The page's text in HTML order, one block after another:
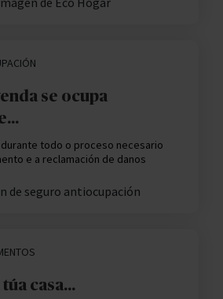
se ocupa
todo o proceso necesario
e a reclamación de danos
túa casa...